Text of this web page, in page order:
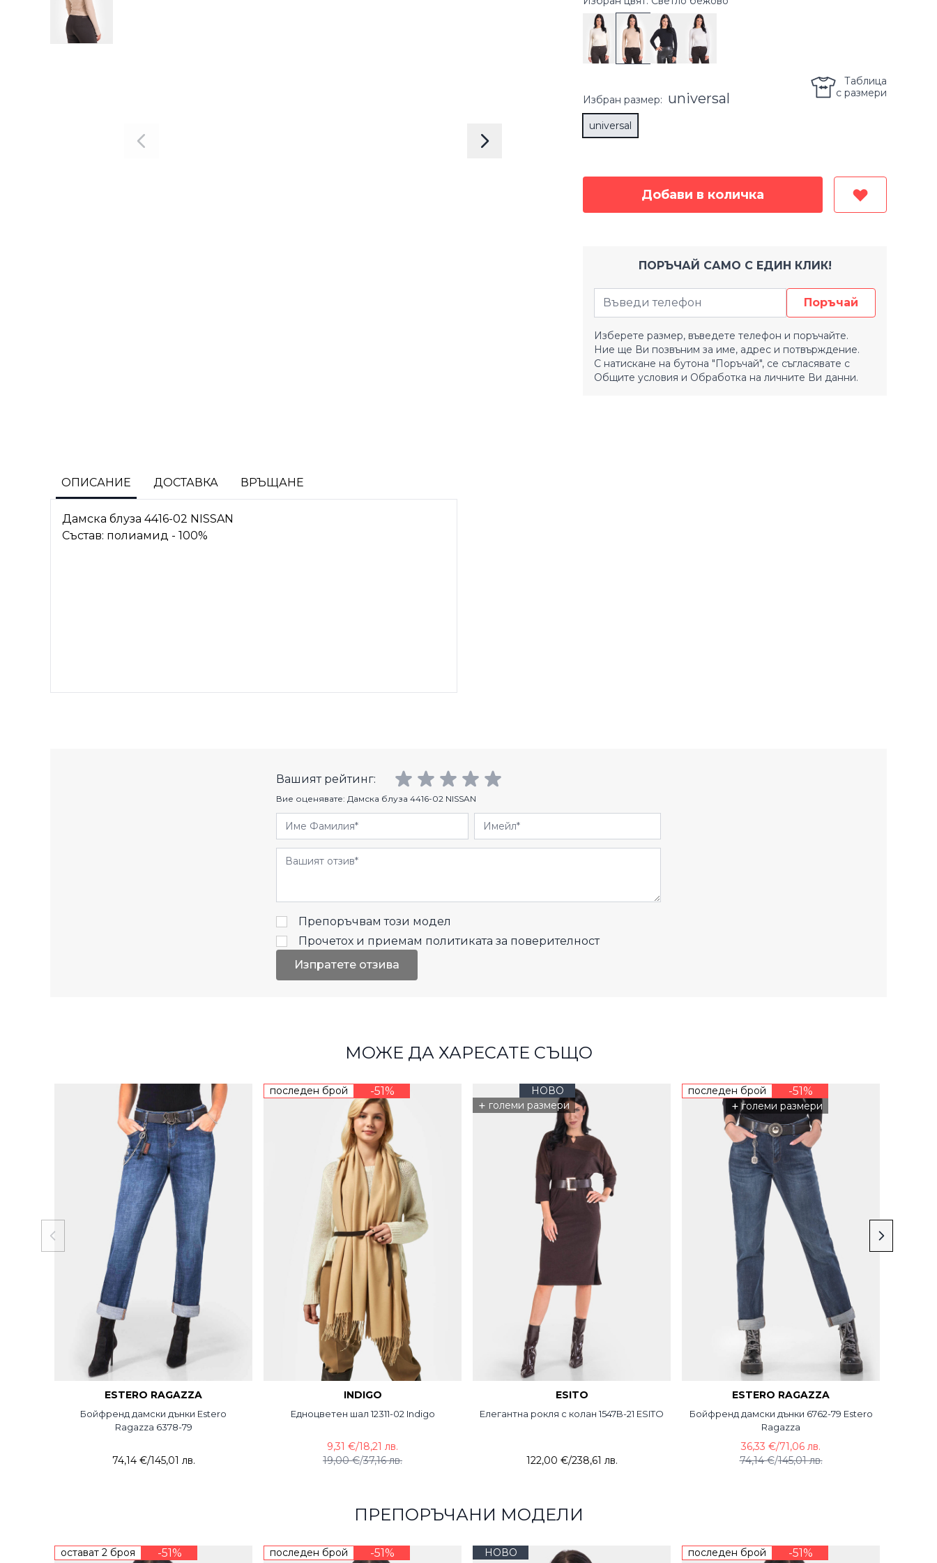
Избран размер: universal
universal
Таблица
с размери
Добави в количка
ПОРЪЧАЙ САМО С ЕДИН КЛИК!
Поръчай
Изберете размер, въведете телефон и поръчайте.
Ние ще Ви позвъним за име, адрес и потвърждение.
С натискане на бутона "Поръчай", се съгласявате с
Общите условия и Обработка на личните Ви данни.
ОПИСАНИЕ
Дамска блуза 4416-02 NISSAN
Състав: полиамид - 100%
ДОСТАВКА ВРЪЩАНЕ
Вашият рейтинг:
Вие оценявате: Дамска блуза 4416-02 NISSAN
Име Фамилия Имейл
Отзиви
Препоръчвам този модел
Прочетох и приемам политиката за поверителност
Изпратете отзива
МОЖЕ ДА ХАРЕСАТЕ СЪЩО
ESTERO RAGAZZA
Бойфренд дамски дънки Estero
Ragazza 6378-79
74,14 €/145,01 лв.
последен брой -51%
INDIGO
Едноцветен шал 12311-02 Indigo
19,00 €/37,16 лв.
9,31 €/18,21 лв.
НОВО
+ големи размери
ESITO
Елегантна рокля с колан 1547B-21 ESITO
122,00 €/238,61 лв.
последен брой -51%
+ големи размери
ESTERO RAGAZZA
Бойфренд дамски дънки 6762-79 Estero
Ragazza
74,14 €/145,01 лв.
36,33 €/71,06 лв.
ПРЕПОРЪЧАНИ МОДЕЛИ
остават 2 броя -51% последен брой -51% НОВО последен брой -51%